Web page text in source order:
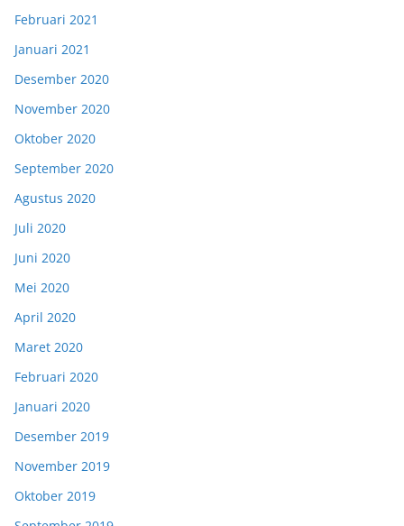
Februari 2021
Januari 2021
Desember 2020
November 2020
Oktober 2020
September 2020
Agustus 2020
Juli 2020
Juni 2020
Mei 2020
April 2020
Maret 2020
Februari 2020
Januari 2020
Desember 2019
November 2019
Oktober 2019